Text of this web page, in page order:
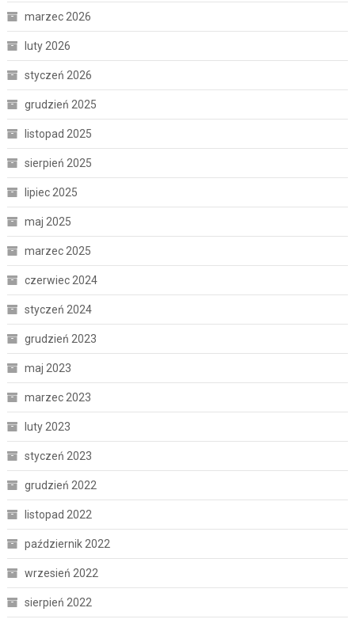
marzec 2026
luty 2026
styczeń 2026
grudzień 2025
listopad 2025
sierpień 2025
lipiec 2025
maj 2025
marzec 2025
czerwiec 2024
styczeń 2024
grudzień 2023
maj 2023
marzec 2023
luty 2023
styczeń 2023
grudzień 2022
listopad 2022
październik 2022
wrzesień 2022
sierpień 2022